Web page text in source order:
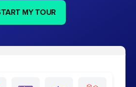
MY TOUR